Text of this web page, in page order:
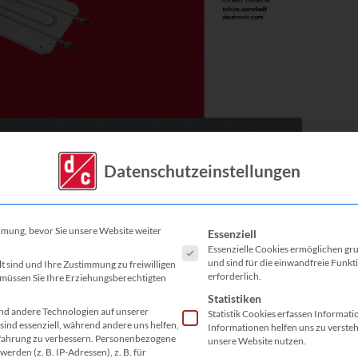
Systems
Thermal Management Lösungen!
finden Sie hier:
Datenschutzeinstellungen
bevor Sie unsere Website weiter
sind und Ihre Zustimmung zu freiwilligen
Sie Ihre Erziehungsberechtigten
andere Technologien auf unserer
essenziell, während andere uns helfen,
zu verbessern. Personenbezogene
(z. B. IP-Adressen), z. B. für
Es folgt eine Liste der Service-
Essenziell
Essenzielle Cookies ermöglichen
und sind für die einwandfreie
erforderlich.
Statistiken
Statistik Cookies erfassen
Informationen helfen uns zu
unsere Website nutzen.